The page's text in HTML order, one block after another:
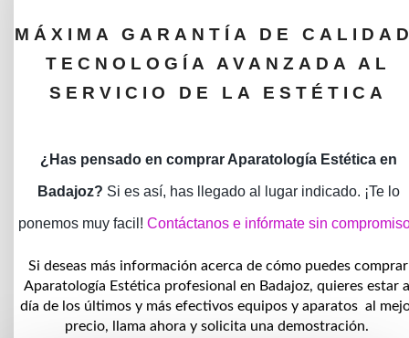
MÁXIMA GARANTÍA DE
TECNOLOGÍA AVANZADA AL
SERVICIO DE LA ESTÉTICA
¿Has pensado en comprar Aparatología Estética en
Badajoz? Si es así, has llegado al lugar indicado. ¡Te lo
ponemos muy facil! Contáctanos e infórmate sin
Si deseas más información acerca de cómo puedes comprar
Aparatología Estética profesional en Badajoz, quieres estar
día de los últimos y más efectivos equipos y aparatos al
precio, llama ahora y solicita una demostración.